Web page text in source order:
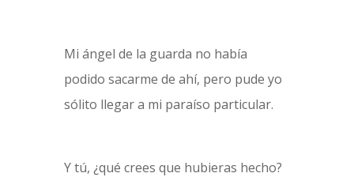
Mi ángel de la guarda no había
podido sacarme de ahí, pero pude yo
sólito llegar a mi paraíso particular.
Y tú, ¿qué crees que hubieras hecho?